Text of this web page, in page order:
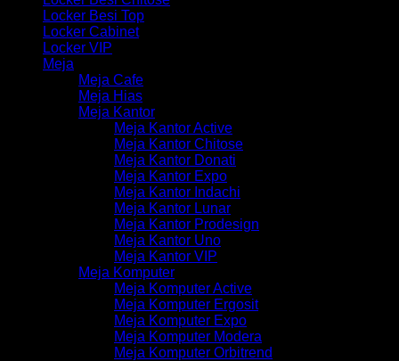
Locker Besi Top
Locker Cabinet
Locker VIP
Meja
Meja Cafe
Meja Hias
Meja Kantor
Meja Kantor Active
Meja Kantor Chitose
Meja Kantor Donati
Meja Kantor Expo
Meja Kantor Indachi
Meja Kantor Lunar
Meja Kantor Prodesign
Meja Kantor Uno
Meja Kantor VIP
Meja Komputer
Meja Komputer Active
Meja Komputer Ergosit
Meja Komputer Expo
Meja Komputer Modera
Meja Komputer Orbitrend